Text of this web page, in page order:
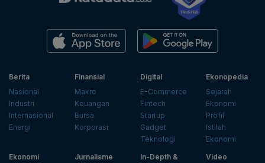
Berita
Nasional
Industri
Internasional
Energi
Finansial
Makro
Keuangan
Bursa
Korporasi
Digital
E-Commerce
Fintech
Startup
Gadget
Teknologi
Ekonopedia
Sejarah
Ekonomi
Profil
Istilah
Ekonomi
Ekonomi
Jurnalisme
In-Depth &
Video